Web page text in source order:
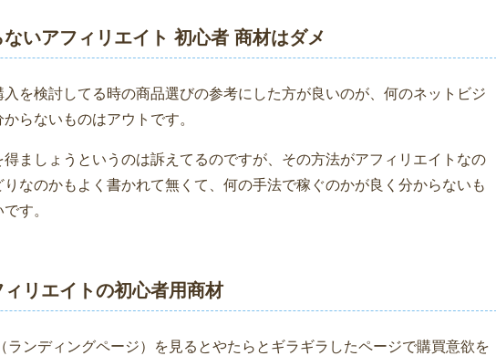
いアフィリエイト 初心者 商材はダメ
を検討してる時の商品選びの参考にした方が良いのが、何のネットビジ
らないものはアウトです。
ましょうというのは訴えてるのですが、その方法がアフィリエイトなの
なのかもよく書かれて無くて、何の手法で稼ぐのかが良く分からないも
す。
リエイトの初心者用商材
ランディングページ）を見るとやたらとギラギラしたページで購買意欲を